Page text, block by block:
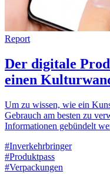
Report
Der digitale
einen
Um zu wissen, wie ein
Gebrauch am besten zu
Informationen gebündelt
#Inverkehrbringer
#Produktpass
#Verpackungen